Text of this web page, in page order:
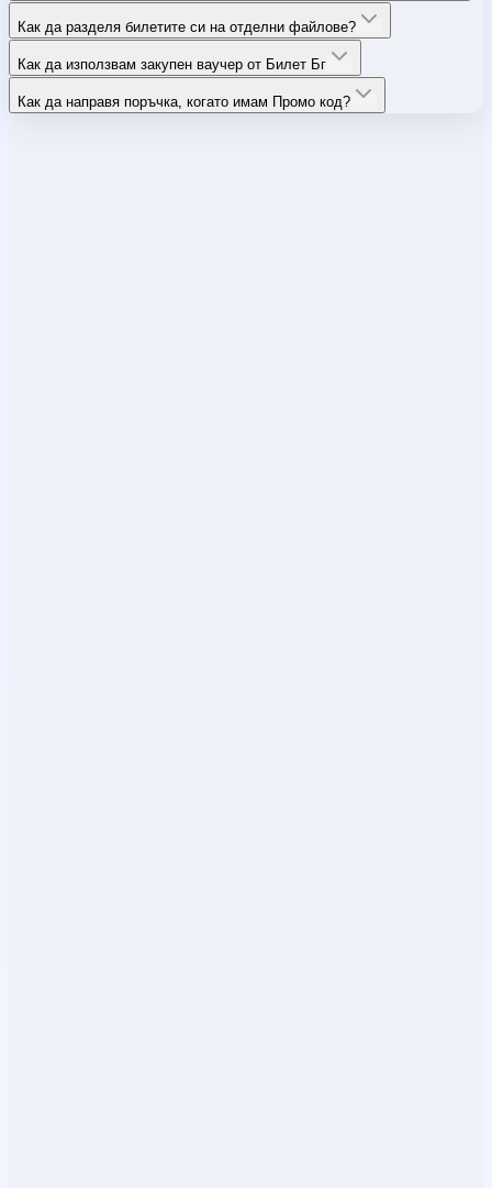
Как да разделя билетите си на отделни файлове?
Как да използвам закупен ваучер от Билет Бг
Как да направя поръчка, когато имам Промо код?